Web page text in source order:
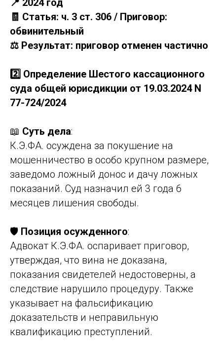
🧾 Статья: ч. 3 ст. 306 / Приговор:
обвинительный
⚖️ Результат: приговор отменен частично
2️⃣ Определение Шестого кассационного
суда общей юрисдикции от 19.03.2024 N
77-724/2024
📖 Суть дела:
К.Э.ФА. осуждена за покушение на
мошенничество в особо крупном размере,
заведомо ложный донос и дачу ложных
показаний. Суд назначил ей 3 года 6
месяцев лишения свободы.
🛡️ Позиция осужденного:
Адвокат К.Э.ФА. оспаривает приговор,
утверждая, что вина не доказана,
показания свидетелей недостоверны, а
следствие нарушило процедуру. Также
указывает на фальсификацию
доказательств и неправильную
квалификацию преступлений.